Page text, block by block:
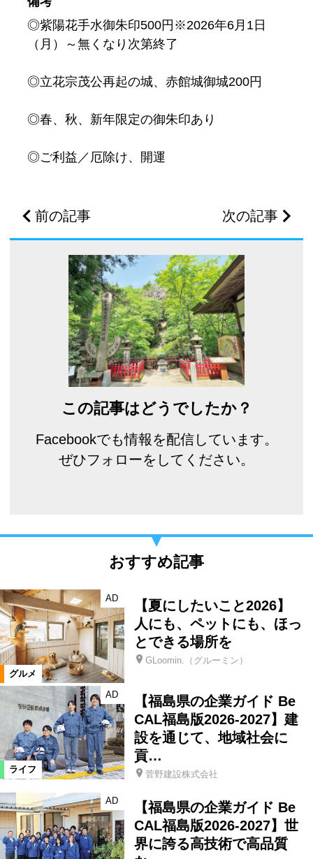
◎紫陽花手水御朱印500円※2026年6月1日
（月）～無くなり次第終了
◎立花宗茂公再起の城、赤館城御城200円
◎春、秋、新年限定の御朱印あり
◎ご利益／厄除け、開運
前の記事 次の記事
この記事はどうでしたか？
Facebookでも情報を配信しています。
ぜひフォローをしてください。
おすすめ記事
グルメ
AD
【夏にしたいこと2026】
人にも、ペットにも、ほっ
とできる場所を
GLoomin.（グルーミン）
ライフ
AD
【福島県の企業ガイド Be
CAL福島版2026-2027】建
設を通じて、地域社会に
貢…
菅野建設株式会社
AD
【福島県の企業ガイド Be
CAL福島版2026-2027】世
界に誇る高技術で高品質